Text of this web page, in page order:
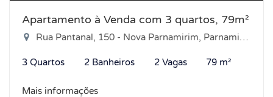
Apartamento à Venda com 3 quartos, 79m²
Rua Pantanal, 150 - Nova Parnamirim, Parnamirim-RN
3 Quartos 2 Banheiros 2 Vagas 79 m²
Mais informações